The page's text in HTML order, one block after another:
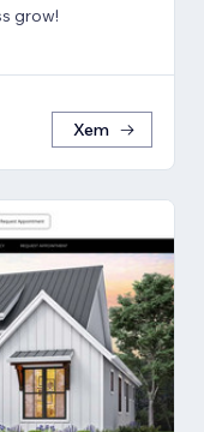
grow!
Xem